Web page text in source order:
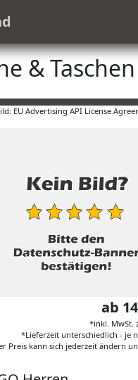
& Taschen
EU Advertising API License
ab
*inkl. MwSt.
*Lieferzeit unterschiedlich - je
Preis kann sich jederzeit ändern